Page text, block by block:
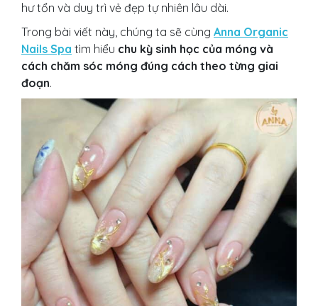
hư tổn và duy trì vẻ đẹp tự nhiên lâu dài.
Trong bài viết này, chúng ta sẽ cùng Anna Organic
Nails Spa tìm hiểu chu kỳ sinh học của móng và
cách chăm sóc móng đúng cách theo từng giai
đoạn.